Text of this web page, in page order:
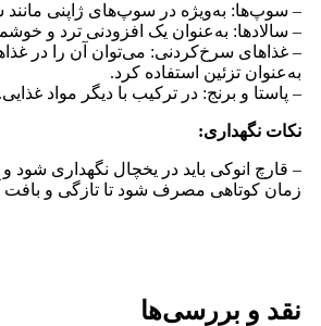
– سوپ‌ها: به‌ویژه در سوپ‌های ژاپنی
– سالادها: به‌عنوان یک افزودنی ترد و
– غذاهای سرخ‌کردنی: می‌توان آن را در
به‌عنوان تزئین استفاده کرد.
– پاستا و برنج: در ترکیب با دیگر مواد غذایی.
نکات نگهداری:
– قارچ انوکی باید در یخچال نگهداری
زمان کوتاهی مصرف شود تا تازگی و
نقد و بررسی‌ها